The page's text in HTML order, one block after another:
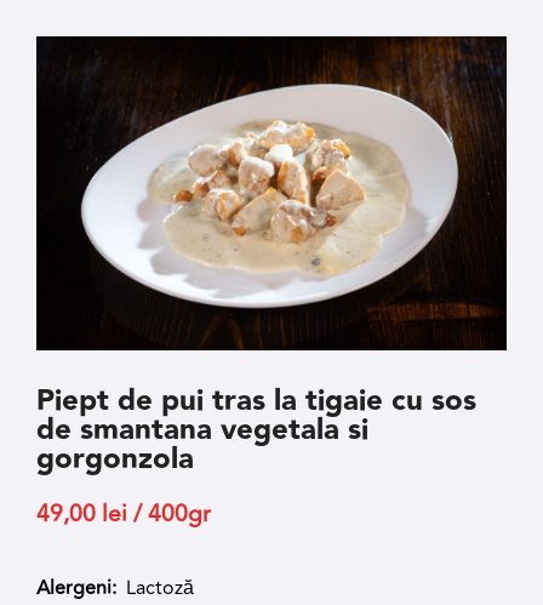
Piept de pui tras la tigaie cu sos
de smantana vegetala si
gorgonzola
49,00 lei / 400gr
Alergeni: Lactoză